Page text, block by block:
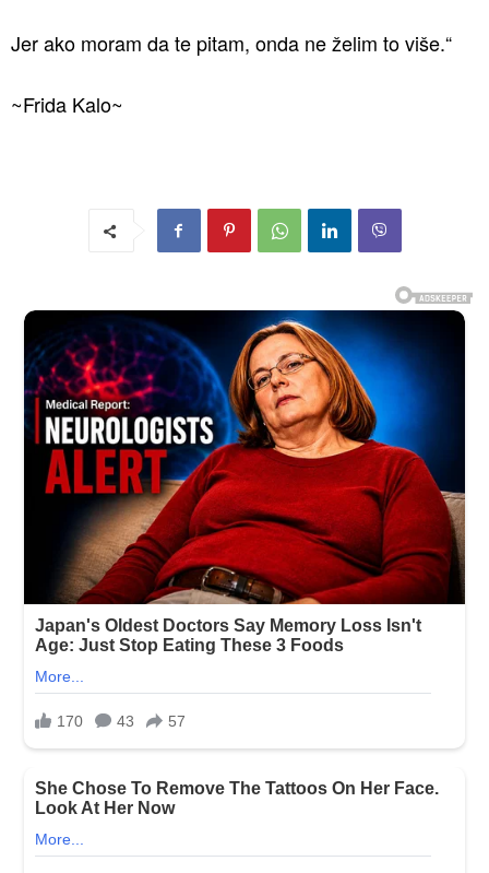
Jer ako moram da te pitam, onda ne želim to više.“
~Frida Kalo~